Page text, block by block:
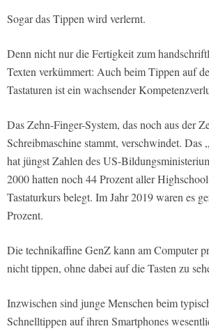
Sogar das Tippen wird verlernt.
Denn nicht nur die Fertigkeit zum
Texten verkümmert: Auch beim Tippen auf
Tastaturen ist ein wachsender
Das Zehn-Finger-System, das noch aus der
Schreibmaschine stammt, verschwindet. Das
hat jüngst Zahlen des US-
2000 hatten noch 44 Prozent aller
Tastaturkurs belegt. Im Jahr 2019 waren es
Prozent.
Die technikaffine GenZ kann am Computer
nicht tippen, ohne dabei auf die Tasten zu
Inzwischen sind junge Menschen beim
Schnelltippen auf ihren Smartphones